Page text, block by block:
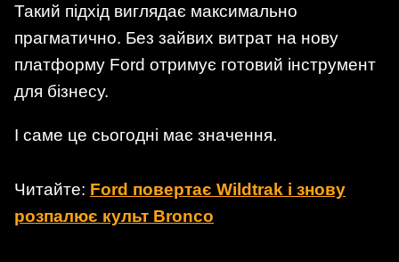
Такий підхід виглядає максимально
прагматично. Без зайвих витрат на нову
платформу Ford отримує готовий інструмент
для бізнесу.
І саме це сьогодні має значення.
Читайте: Ford повертає Wildtrak і знову
розпалює культ Bronco